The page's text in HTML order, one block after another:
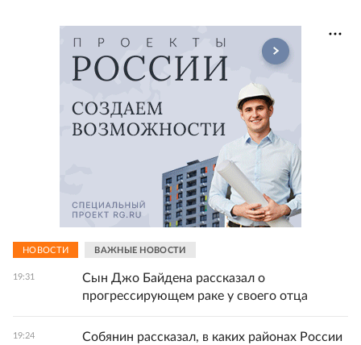
НОВОСТИ ВАЖНЫЕ НОВОСТИ
19:31
Сын Джо Байдена рассказал о
прогрессирующем раке у своего отца
19:24
Собянин рассказал, в каких районах России